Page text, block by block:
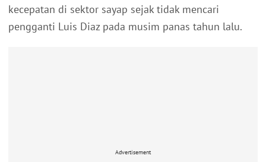
kecepatan di sektor sayap sejak tidak mencari
pengganti Luis Diaz pada musim panas tahun lalu.
Advertisement